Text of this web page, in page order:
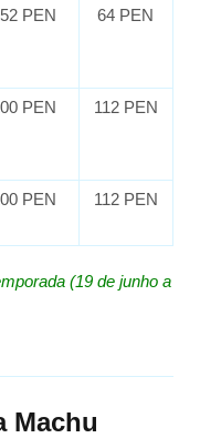
PEN 64 PEN
PEN 112 PEN
PEN 112 PEN
(19 de junho a
Machu